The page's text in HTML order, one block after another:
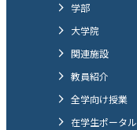
学部
大学院
関連施設
教員紹介
全学向け授業
在学生ポータル